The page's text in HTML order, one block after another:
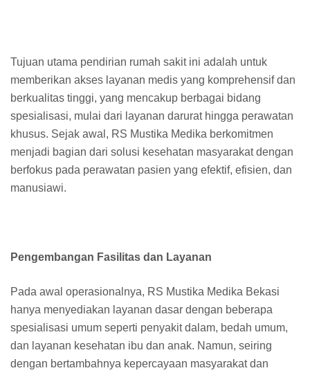
Tujuan utama pendirian rumah sakit ini adalah untuk
memberikan akses layanan medis yang komprehensif dan
berkualitas tinggi, yang mencakup berbagai bidang
spesialisasi, mulai dari layanan darurat hingga perawatan
khusus. Sejak awal, RS Mustika Medika berkomitmen
menjadi bagian dari solusi kesehatan masyarakat dengan
berfokus pada perawatan pasien yang efektif, efisien, dan
manusiawi.
Pengembangan Fasilitas dan Layanan
Pada awal operasionalnya, RS Mustika Medika Bekasi
hanya menyediakan layanan dasar dengan beberapa
spesialisasi umum seperti penyakit dalam, bedah umum,
dan layanan kesehatan ibu dan anak. Namun, seiring
dengan bertambahnya kepercayaan masyarakat dan